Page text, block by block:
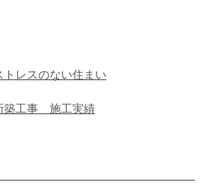
レスのない住まい
工事 施工実績